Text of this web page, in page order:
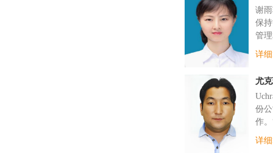
谢
保
管
详
尤
份
作
详